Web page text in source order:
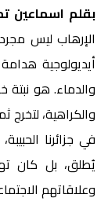
بقلم اسماعين
الإرهاب ليس
أيديولوجية
والدماء. هو
والكراهية، لتخرج
في جزائرنا
يُطلق، بل كان
وعلاقاتهم